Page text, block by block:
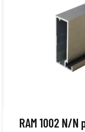
RAM 1002 N/N